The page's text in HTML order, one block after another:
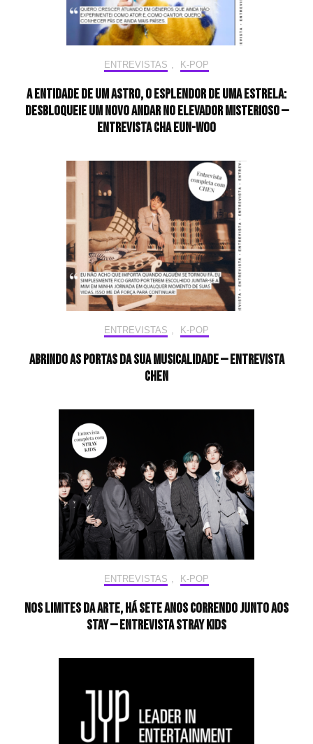
ENTREVISTAS , K-POP
A entidade de um astro, o esplendor de uma estrela:
desbloqueie um novo andar no elevador misterioso —
Entrevista CHA EUN-WOO
ENTREVISTAS , K-POP
Abrindo as portas da sua musicalidade — Entrevista
CHEN
ENTREVISTAS , K-POP
Nos limites da arte, há sete anos correndo junto aos
STAY — Entrevista Stray Kids